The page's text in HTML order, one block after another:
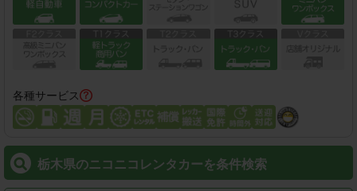
各種サービス
栃木県のニコニコレンタカーを条件検索